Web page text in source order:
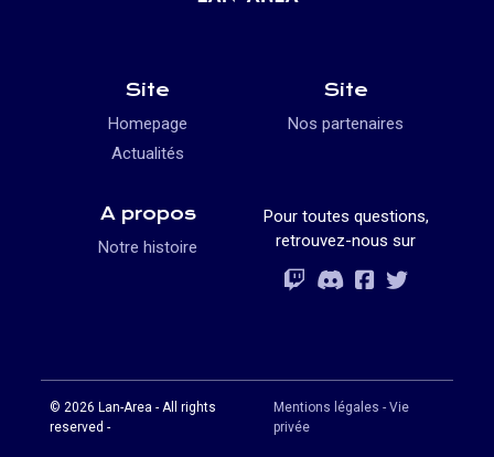
Site
Homepage
Actualités
Site
Nos partenaires
A propos
Notre histoire
Pour toutes questions,
retrouvez-nous sur
Rejoignez-
Rejoignez-
Rejoignez-
Rejoignez-
© 2026 Lan-Area - All rights
reserved -
Mentions légales - Vie
privée